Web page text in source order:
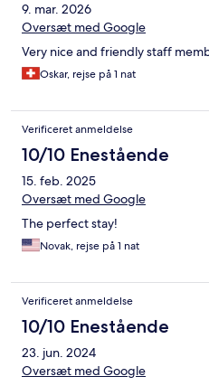
9. mar. 2026
Oversæt med Google
Very nice and friendly staff
Oskar, rejse på 1 nat
Verificeret anmeldelse
10/10 Enestående
15. feb. 2025
Oversæt med Google
The perfect stay!
Novak, rejse på 1 nat
Verificeret anmeldelse
10/10 Enestående
23. jun. 2024
Oversæt med Google